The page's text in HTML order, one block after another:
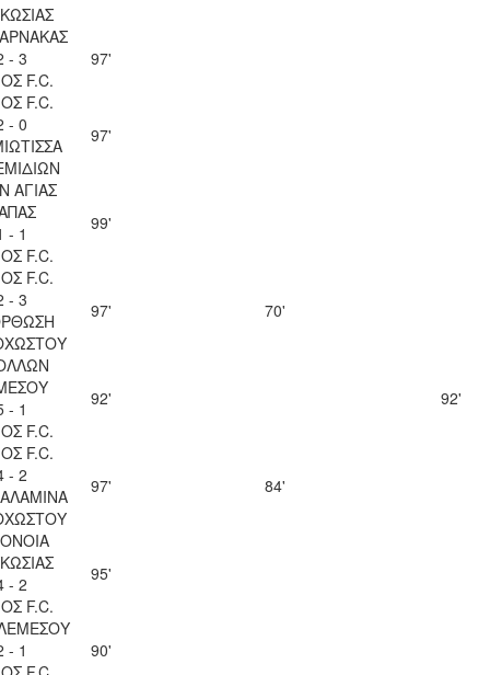
- 3
F.C.
97'
F.C.
- 0
97'
ΑΓΙΑΣ
- 1
F.C.
99'
F.C.
- 3
97' 70'
- 1
F.C.
92' 92'
F.C.
- 2
97' 84'
- 2
F.C.
95'
- 1
90'